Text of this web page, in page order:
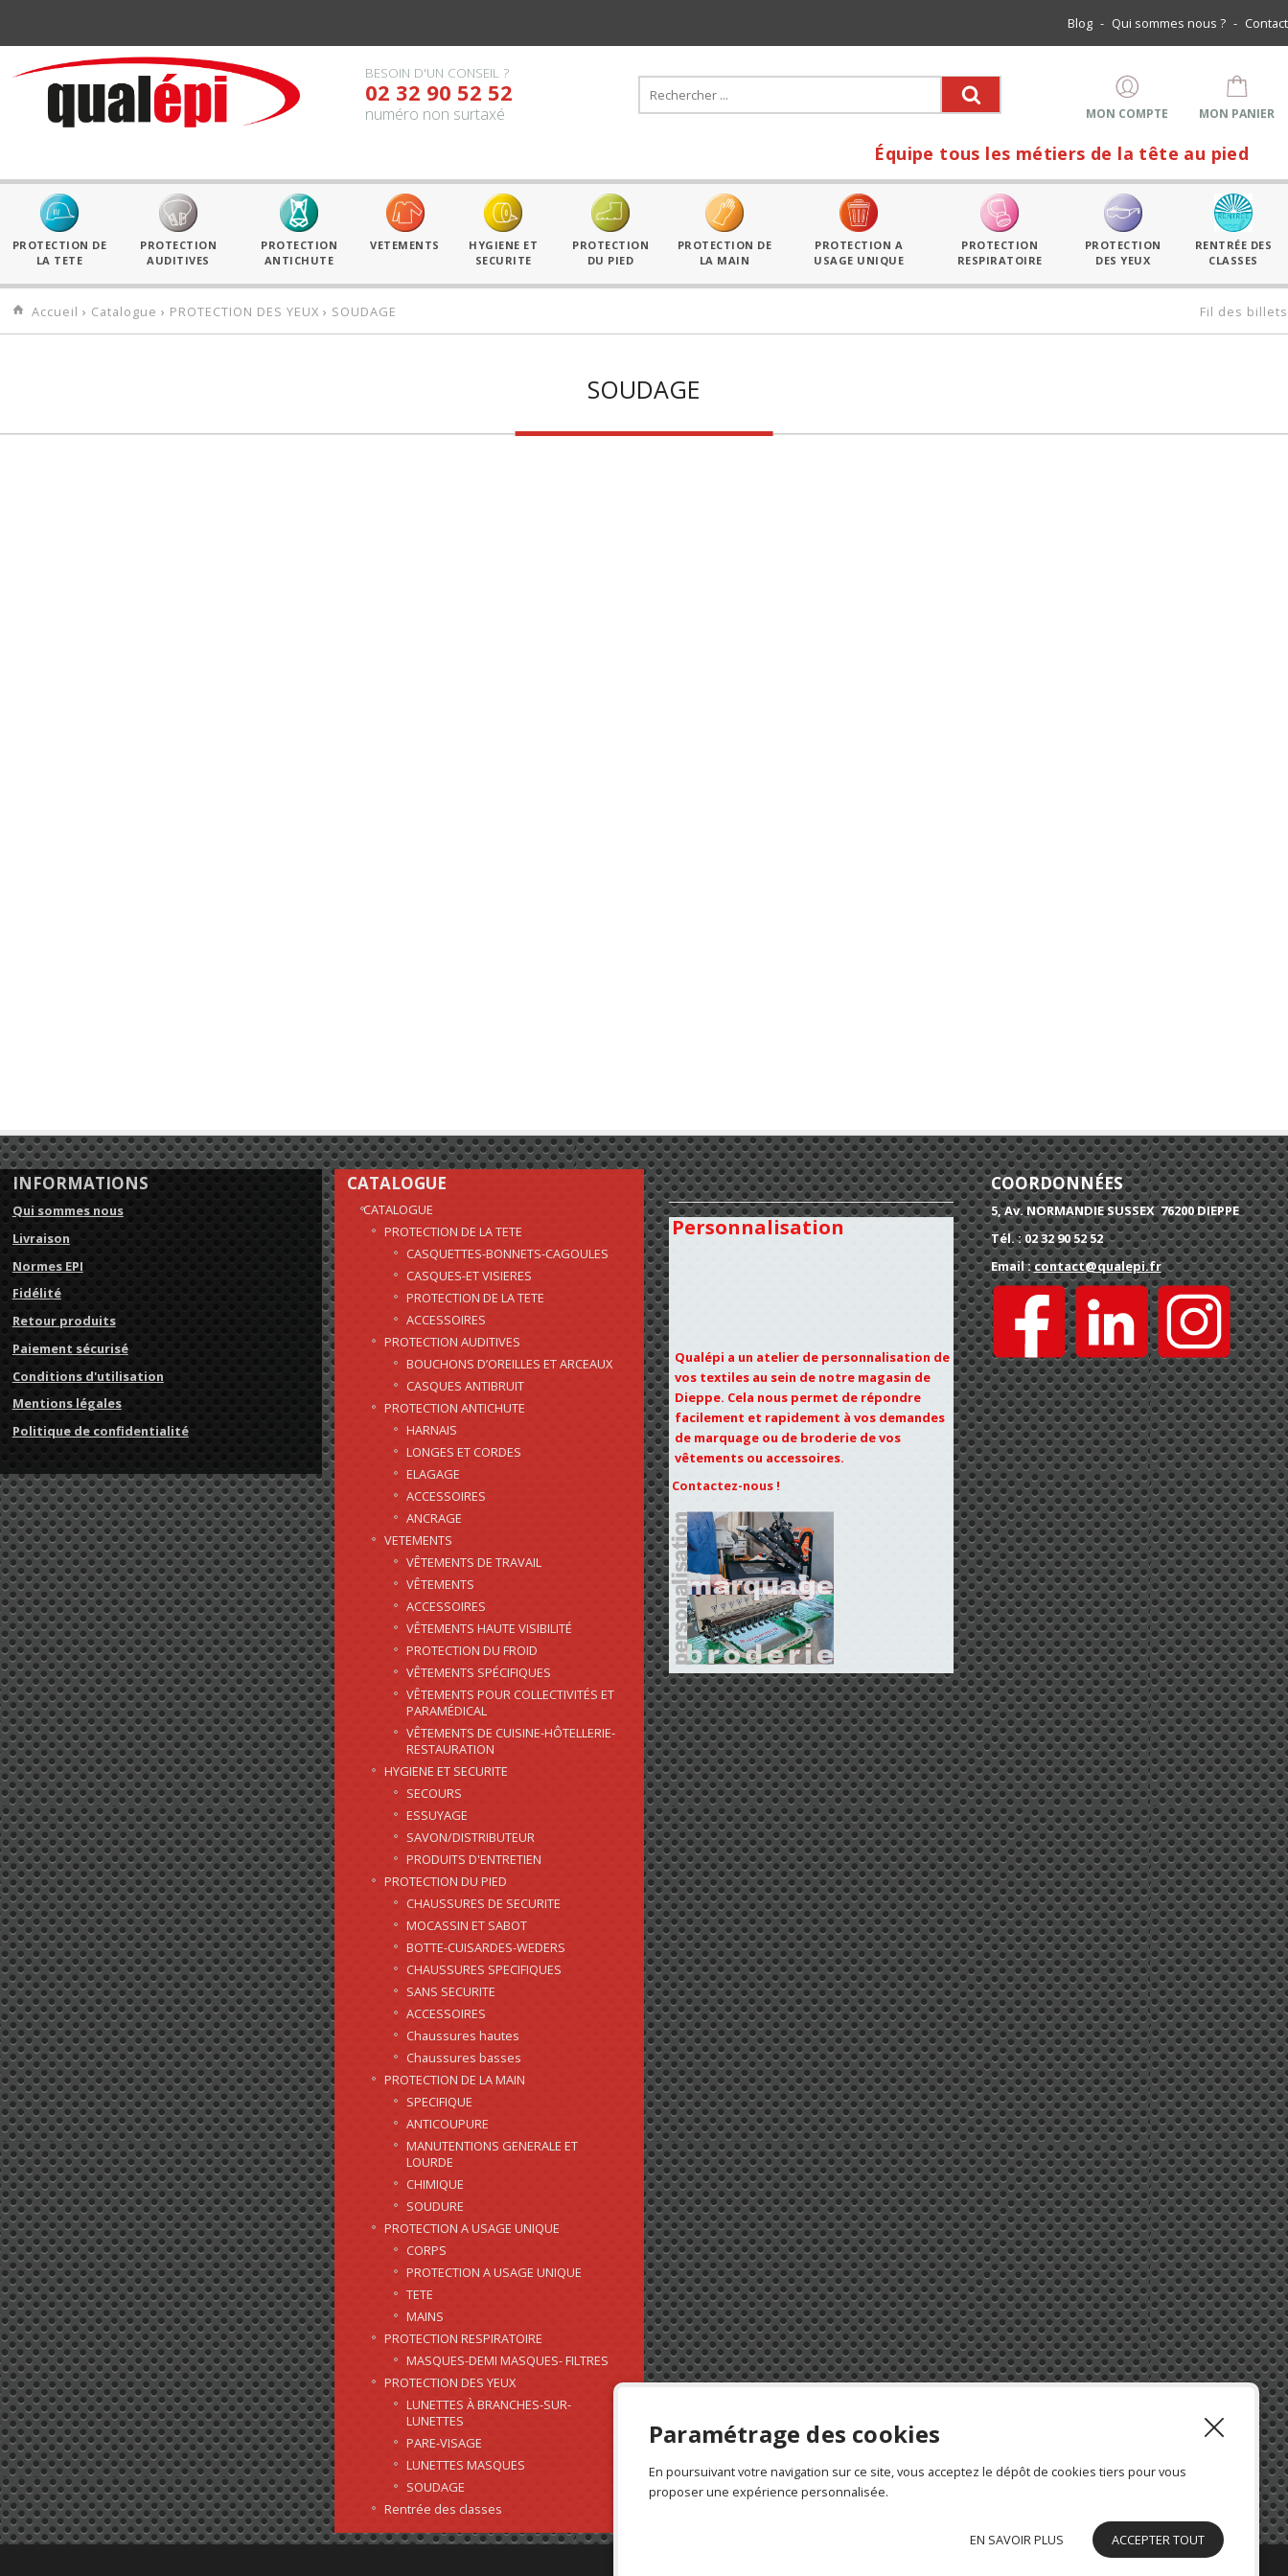
Blog - Qui sommes nous ? - Contact
BESOIN D'UN CONSEIL ?
02 32 90 52 52
numéro non surtaxé MON COMPTE MON PANIER
Équipe tous les métiers de la tête au pied
PROTECTION DE
LA TETE
PROTECTION
AUDITIVES
PROTECTION
ANTICHUTE
VETEMENTS
HYGIENE ET
SECURITE
PROTECTION
DU PIED
PROTECTION DE
LA MAIN
PROTECTION A
USAGE UNIQUE
PROTECTION
RESPIRATOIRE
PROTECTION
DES YEUX
RENTRÉE DES
CLASSES
Accueil › Catalogue › PROTECTION DES YEUX › SOUDAGE Fil des billets
SOUDAGE
INFORMATIONS
Qui sommes nous
Livraison
Normes EPI
Fidélité
Retour produits
Paiement sécurisé
Conditions d'utilisation
Mentions légales
Politique de confidentialité
CATALOGUE
CATALOGUE
PROTECTION DE LA TETE
CASQUETTES-BONNETS-CAGOULES
CASQUES-ET VISIERES
PROTECTION DE LA TETE
ACCESSOIRES
PROTECTION AUDITIVES
BOUCHONS D’OREILLES ET ARCEAUX
CASQUES ANTIBRUIT
PROTECTION ANTICHUTE
HARNAIS
LONGES ET CORDES
ELAGAGE
ACCESSOIRES
ANCRAGE
VETEMENTS
VÊTEMENTS DE TRAVAIL
VÊTEMENTS
ACCESSOIRES
VÊTEMENTS HAUTE VISIBILITÉ
PROTECTION DU FROID
VÊTEMENTS SPÉCIFIQUES
VÊTEMENTS POUR COLLECTIVITÉS ET
PARAMÉDICAL
VÊTEMENTS DE CUISINE-HÔTELLERIE-
RESTAURATION
HYGIENE ET SECURITE
SECOURS
ESSUYAGE
SAVON/DISTRIBUTEUR
PRODUITS D'ENTRETIEN
PROTECTION DU PIED
CHAUSSURES DE SECURITE
MOCASSIN ET SABOT
BOTTE-CUISARDES-WEDERS
CHAUSSURES SPECIFIQUES
SANS SECURITE
ACCESSOIRES
Chaussures hautes
Chaussures basses
PROTECTION DE LA MAIN
SPECIFIQUE
ANTICOUPURE
MANUTENTIONS GENERALE ET
LOURDE
CHIMIQUE
SOUDURE
PROTECTION A USAGE UNIQUE
CORPS
PROTECTION A USAGE UNIQUE
TETE
MAINS
PROTECTION RESPIRATOIRE
MASQUES-DEMI MASQUES- FILTRES
PROTECTION DES YEUX
LUNETTES À BRANCHES-SUR-
LUNETTES
PARE-VISAGE
LUNETTES MASQUES
SOUDAGE
Rentrée des classes
Personnalisation
Qualépi a un atelier de personnalisation de
vos textiles au sein de notre magasin de
Dieppe. Cela nous permet de répondre
facilement et rapidement à vos demandes
de marquage ou de broderie de vos
vêtements ou accessoires.
Contactez-nous !
COORDONNÉES
5, Av. NORMANDIE SUSSEX 76200 DIEPPE
Tél. : 02 32 90 52 52
Email :contact@qualepi.fr
Paramétrage des cookies
En poursuivant votre navigation sur ce site, vous acceptez le dépôt de cookies tiers pour vous
proposer une expérience personnalisée.
EN SAVOIR PLUS ACCEPTER TOUT